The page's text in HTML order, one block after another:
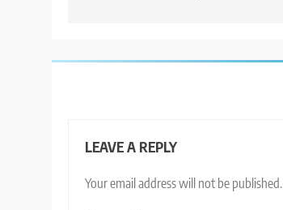
LEAVE A REPLY
Your email address will not be published.